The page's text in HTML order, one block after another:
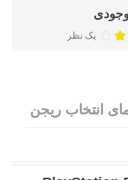
یک نظر
انتخاب ریجن